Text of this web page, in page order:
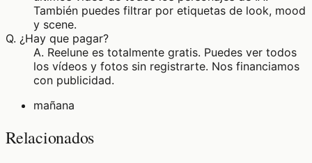
También puedes filtrar por etiquetas de look, mood
y scene.
Q. ¿Hay que pagar?
A. Reelune es totalmente gratis. Puedes ver todos
los vídeos y fotos sin registrarte. Nos financiamos
con publicidad.
mañana
Relacionados